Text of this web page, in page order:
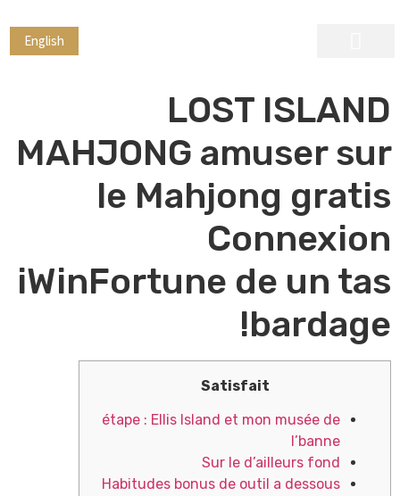
English
LOST ISLAND
MAHJONG amuser sur
le Mahjong gratis
Connexion
iWinFortune de un tas
bardage!
Satisfait
étape : Ellis Island et mon musée de
l’banne
Sur le d’ailleurs fond
Habitudes bonus de outil a dessous